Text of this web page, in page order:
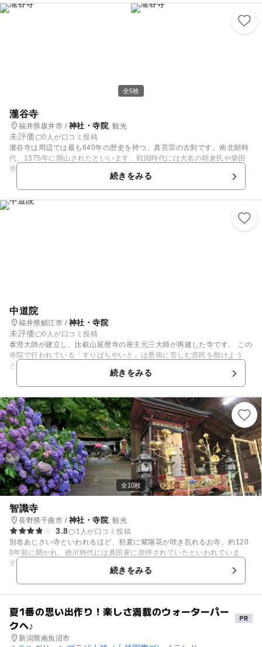
で知られた霊場でした。神仏混淆のころは戸隠山顕光寺と称し、当時は
「戸隠十三谷三千坊」と呼ばれ、比叡山、高野山と共に「三千坊三山」と
言われるほどに栄えました。 江戸時代には徳川家康の手厚い保護を受け、
一千石の朱印状を賜り、東叡山寛永寺の末寺となり、農業、水の神として
全5枚
瀧谷寺
福井県坂井市 / 神社・寺院, 観光
未評価
0人が口コミ投稿
瀧谷寺は周辺では最も640年の歴史を持つ、真言宗の古刹です。南北朝時
代、1375年に開山されたといいます。戦国時代には大名の朝倉氏や柴田
勝家から信仰を集め、以来、歴代領主の祈願所として、大切に守られてき
ました。そのため、寺には今でも多くの国宝・重要文化財が保存され、今
では文化財と名勝庭園の寺として知られています。500坪を越える広さの
山水庭園は、日本名勝庭園の一つとして、同時の文部省から福井県下最初
の指定を受けました。境内には老木がうっそうと茂り、石畳の参道を歩く
続きをみる
中道院
福井県鯖江市 / 神社・寺院
未評価
0人が口コミ投稿
泰澄大師が建立し、比叡山延暦寺の座主元三大師が再建した寺です。 この
寺院で行われている「すりばちやいと」は悪病に苦しむ庶民を助けよう
と、護摩を焚いて疫病を鎮めたのが始まりと言われていますが、現在では
お灸を炊いた護摩炉を頭にかぶる、加持秘法として受け継がれ、毎年2月2
0日、3月2日に開催される伝統行事になっています。頭痛の13か諸病に霊
験があると、古くから信仰を集めていましたが、最近では、頭が良くなる
と受験生の参拝者も多くなっています。
続きをみる
全10枚
智識寺
長野県千曲市 / 神社・寺院 , 観光
3.8
1人が口コミ投稿
別名あじさい寺といわれるほど、初夏に紫陽花が咲き乱れるお寺。約120
0年前に開かれ、徳川時代には真田家に崇拝されていたといわれていま
す。 お寺の「大御堂」と「十一面観音立像」は国の重要文化財です。ま
た、大御堂内にあるおみくじは明治初期頃に作られた貴重な逸品です！ 十
一面観音立像の拝観やおみくじを希望する方はご住職の方に事前にお電話
続きをみる
夏1番の思い出作り！楽しさ満載のウォーターパー
クへ♪
新潟県南魚沼市